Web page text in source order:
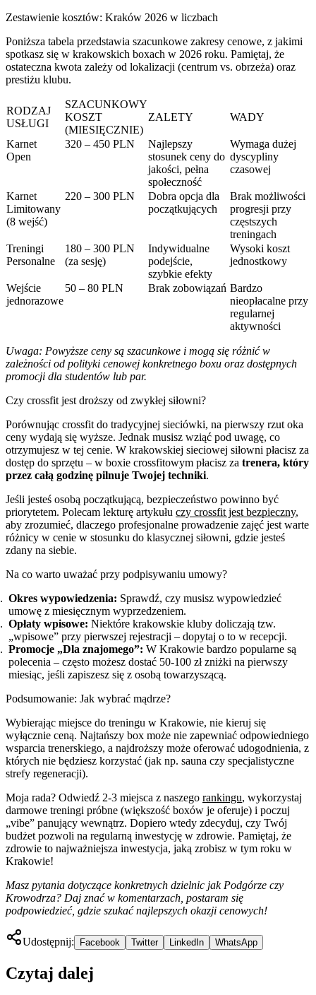
Zestawienie kosztów: Kraków 2026 w liczbach
Poniższa tabela przedstawia szacunkowe zakresy cenowe, z jakimi
spotkasz się w krakowskich boxach w 2026 roku. Pamiętaj, że
ostateczna kwota zależy od lokalizacji (centrum vs. obrzeża) oraz
prestiżu klubu.
RODZAJ
USŁUGI
SZACUNKOWY
KOSZT
(MIESIĘCZNIE)
ZALETY WADY
Karnet
Open
320 – 450 PLN
Najlepszy
stosunek ceny do
jakości, pełna
społeczność
Wymaga dużej
dyscypliny
czasowej
Karnet
Limitowany
(8 wejść)
220 – 300 PLN
Dobra opcja dla
początkujących
Brak możliwości
progresji przy
częstszych
treningach
Treningi
Personalne
180 – 300 PLN
(za sesję)
Indywidualne
podejście,
szybkie efekty
Wysoki koszt
jednostkowy
Wejście
jednorazowe
50 – 80 PLN Brak zobowiązań Bardzo
nieopłacalne przy
regularnej
aktywności
Uwaga: Powyższe ceny są szacunkowe i mogą się różnić w
zależności od polityki cenowej konkretnego boxu oraz dostępnych
promocji dla studentów lub par.
Czy crossfit jest droższy od zwykłej siłowni?
Porównując crossfit do tradycyjnej sieciówki, na pierwszy rzut oka
ceny wydają się wyższe. Jednak musisz wziąć pod uwagę, co
otrzymujesz w tej cenie. W krakowskiej sieciowej siłowni płacisz za
dostęp do sprzętu – w boxie crossfitowym płacisz za trenera, który
przez całą godzinę pilnuje Twojej techniki.
Jeśli jesteś osobą początkującą, bezpieczeństwo powinno być
priorytetem. Polecam lekturę artykułu czy crossfit jest bezpieczny,
aby zrozumieć, dlaczego profesjonalne prowadzenie zajęć jest warte
różnicy w cenie w stosunku do klasycznej siłowni, gdzie jesteś
zdany na siebie.
Na co warto uważać przy podpisywaniu umowy?
Okres wypowiedzenia: Sprawdź, czy musisz wypowiedzieć
umowę z miesięcznym wyprzedzeniem.
Opłaty wpisowe: Niektóre krakowskie kluby doliczają tzw.
„wpisowe” przy pierwszej rejestracji – dopytaj o to w recepcji.
Promocje „Dla znajomego”: W Krakowie bardzo popularne są
polecenia – często możesz dostać 50-100 zł zniżki na pierwszy
miesiąc, jeśli zapiszesz się z osobą towarzyszącą.
Podsumowanie: Jak wybrać mądrze?
Wybierając miejsce do treningu w Krakowie, nie kieruj się
wyłącznie ceną. Najtańszy box może nie zapewniać odpowiedniego
wsparcia trenerskiego, a najdroższy może oferować udogodnienia, z
których nie będziesz korzystać (jak np. sauna czy specjalistyczne
strefy regeneracji).
Moja rada? Odwiedź 2-3 miejsca z naszego rankingu, wykorzystaj
darmowe treningi próbne (większość boxów je oferuje) i poczuj
„vibe” panujący wewnątrz. Dopiero wtedy zdecyduj, czy Twój
budżet pozwoli na regularną inwestycję w zdrowie. Pamiętaj, że
zdrowie to najważniejsza inwestycja, jaką zrobisz w tym roku w
Krakowie!
Masz pytania dotyczące konkretnych dzielnic jak Podgórze czy
Krowodrza? Daj znać w komentarzach, postaram się
podpowiedzieć, gdzie szukać najlepszych okazji cenowych!
Udostępnij: Facebook Twitter LinkedIn WhatsApp
Czytaj dalej